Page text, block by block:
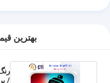
بهترين
/